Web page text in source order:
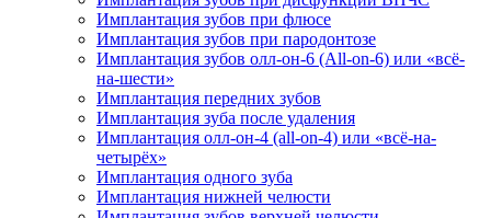
Имплантация зубов при флюсе
Имплантация зубов при пародонтозе
Имплантация зубов олл-он-6 (All-on-6) или «всё-
на-шести»
Имплантация передних зубов
Имплантация зуба после удаления
Имплантация олл-он-4 (all-on-4) или «всё-на-
четырёх»
Имплантация одного зуба
Имплантация нижней челюсти